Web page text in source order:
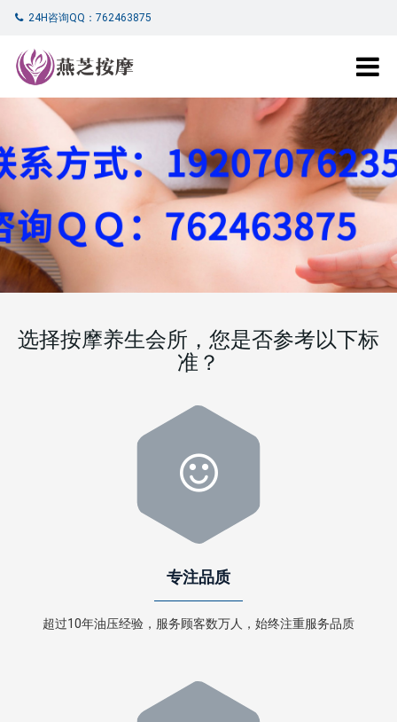
24H咨询QQ：762463875
选择按摩养生会所，您是否参考以下标
准？
专注品质
超过10年油压经验，服务顾客数万人，始终注重服务品质